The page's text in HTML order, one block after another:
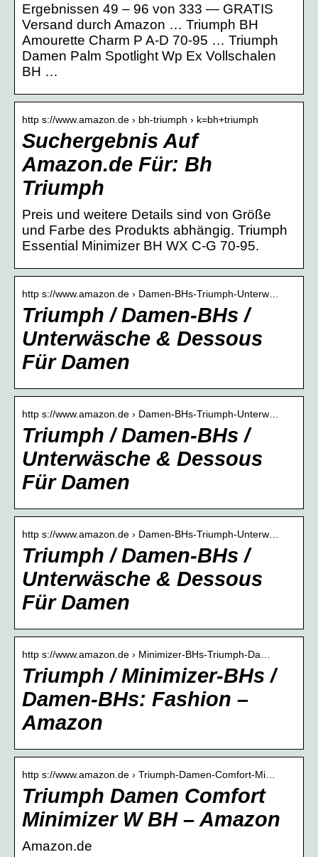
Ergebnissen 49 – 96 von 333 — GRATIS
Versand durch Amazon … Triumph BH
Amourette Charm P A-D 70-95 … Triumph
Damen Palm Spotlight Wp Ex Vollschalen
BH …
http s://www.amazon.de › bh-triumph › k=bh+triumph
Suchergebnis Auf
Amazon.de Für: Bh
Triumph
Preis und weitere Details sind von Größe
und Farbe des Produkts abhängig. Triumph
Essential Minimizer BH WX C-G 70-95.
http s://www.amazon.de › Damen-BHs-Triumph-Unterw…
Triumph / Damen-BHs /
Unterwäsche & Dessous
Für Damen
http s://www.amazon.de › Damen-BHs-Triumph-Unterw…
Triumph / Damen-BHs /
Unterwäsche & Dessous
Für Damen
http s://www.amazon.de › Damen-BHs-Triumph-Unterw…
Triumph / Damen-BHs /
Unterwäsche & Dessous
Für Damen
http s://www.amazon.de › Minimizer-BHs-Triumph-Da…
Triumph / Minimizer-BHs /
Damen-BHs: Fashion –
Amazon
http s://www.amazon.de › Triumph-Damen-Comfort-Mi…
Triumph Damen Comfort
Minimizer W BH – Amazon
Amazon.de